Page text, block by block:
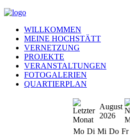
WILLKOMMEN
MEINE HOCHSTÄTT
VERNETZUNG
PROJEKTE
VERANSTALTUNGEN
FOTOGALERIEN
QUARTIERPLAN
August
2026
Mo Di Mi Do Fr